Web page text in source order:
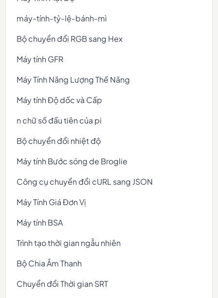
máy-tính-tỷ-lệ-bánh-mì
Bộ chuyển đổi RGB sang Hex
Máy tính GFR
Máy Tính Năng Lượng Thế Năng
Máy tính Độ dốc và Cấp
n chữ số đầu tiên của pi
Bộ chuyển đổi nhiệt độ
Máy tính Bước sóng de Broglie
Công cụ chuyển đổi cURL sang JSON
Máy Tính Giá Đơn Vị
Máy tính BSA
Trình tạo thời gian ngẫu nhiên
Bộ Chia Âm Thanh
Chuyển đổi Thời gian SRT